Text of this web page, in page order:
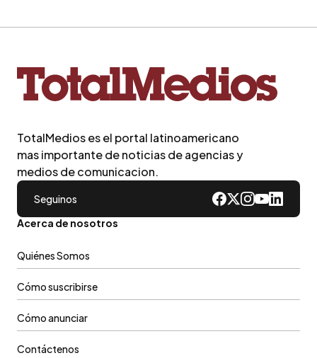
TotalMedios es el portal latinoamericano
mas importante de noticias de agencias y
medios de comunicacion.
Seguinos
Acerca de nosotros
Quiénes Somos
Cómo suscribirse
Cómo anunciar
Contáctenos